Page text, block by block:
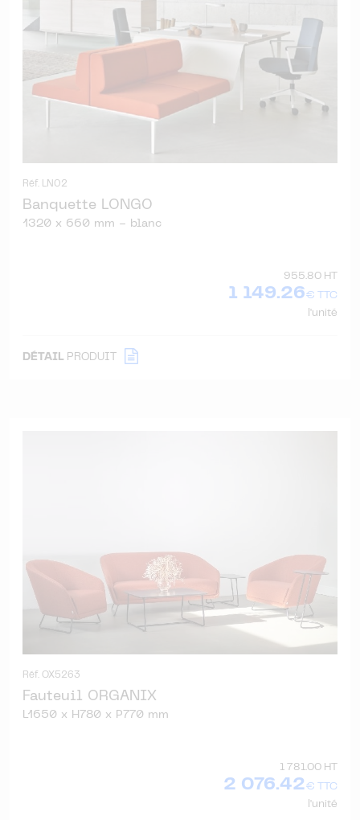
Réf. LN02
Banquette LONGO
1320 x 660 mm - blanc
955.80 HT
1 149.26€ TTC
l'unité
DÉTAIL PRODUIT
Réf. OX5263
Fauteuil ORGANIX
L1650 x H780 x P770 mm
1 781.00 HT
2 076.42€ TTC
l'unité